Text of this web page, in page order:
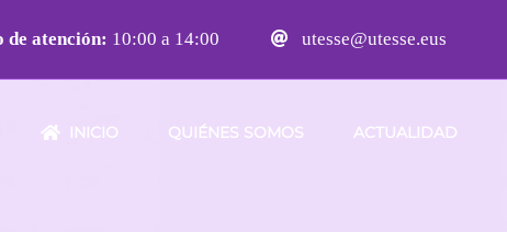
atención: 10:00 a 14:00 utesse@utesse.eus
INICIO QUIÉNES SOMOS ACTUALIDAD